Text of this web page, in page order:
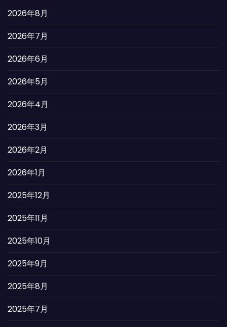
2026年8月
2026年7月
2026年6月
2026年5月
2026年4月
2026年3月
2026年2月
2026年1月
2025年12月
2025年11月
2025年10月
2025年9月
2025年8月
2025年7月